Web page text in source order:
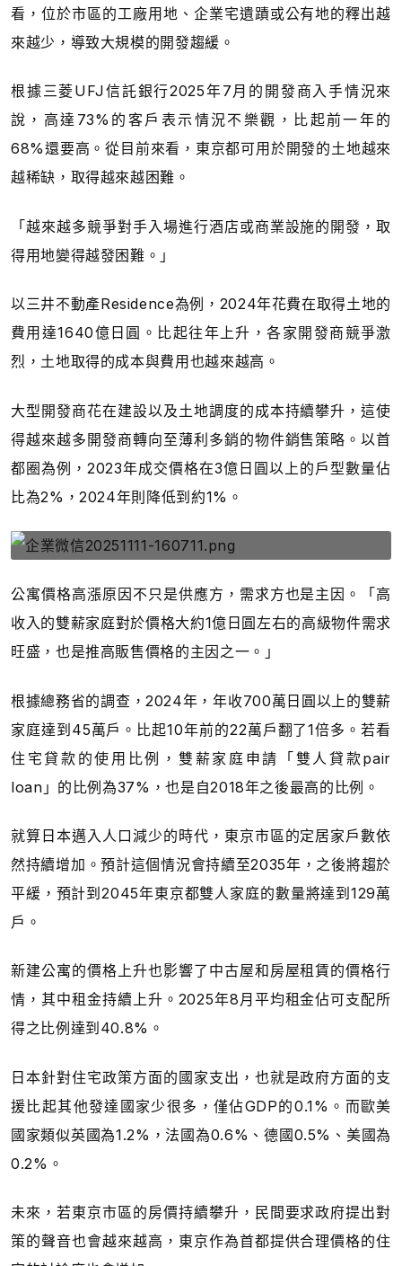
看，位於市區的工廠用地、企業宅遺蹟或公有地的釋出越
來越少，導致大規模的開發趨緩。
根據三菱UFJ信託銀行2025年7月的開發商入手情況來
說，高達73%的客戶表示情況不樂觀，比起前一年的
68%還要高。從目前來看，東京都可用於開發的土地越來
越稀缺，取得越來越困難。
「越來越多競爭對手入場進行酒店或商業設施的開發，取
得用地變得越發困難。」
以三井不動產Residence為例，2024年花費在取得土地的
費用達1640億日圓。比起往年上升，各家開發商競爭激
烈，土地取得的成本與費用也越來越高。
大型開發商花在建設以及土地調度的成本持續攀升，這使
得越來越多開發商轉向至薄利多銷的物件銷售策略。以首
都圈為例，2023年成交價格在3億日圓以上的戶型數量佔
比為2%，2024年則降低到約1%。
公寓價格高漲原因不只是供應方，需求方也是主因。「高
收入的雙薪家庭對於價格大約1億日圓左右的高級物件需求
旺盛，也是推高販售價格的主因之一。」
根據總務省的調查，2024年，年收700萬日圓以上的雙薪
家庭達到45萬戶。比起10年前的22萬戶翻了1倍多。若看
住宅貸款的使用比例，雙薪家庭申請「雙人貸款pair
loan」的比例為37%，也是自2018年之後最高的比例。
就算日本邁入人口減少的時代，東京市區的定居家戶數依
然持續增加。預計這個情況會持續至2035年，之後將趨於
平緩，預計到2045年東京都雙人家庭的數量將達到129萬
戶。
新建公寓的價格上升也影響了中古屋和房屋租賃的價格行
情，其中租金持續上升。2025年8月平均租金佔可支配所
得之比例達到40.8%。
日本針對住宅政策方面的國家支出，也就是政府方面的支
援比起其他發達國家少很多，僅佔GDP的0.1%。而歐美
國家類似英國為1.2%，法國為0.6%、德國0.5%、美國為
0.2%。
未來，若東京市區的房價持續攀升，民間要求政府提出對
策的聲音也會越來越高，東京作為首都提供合理價格的住